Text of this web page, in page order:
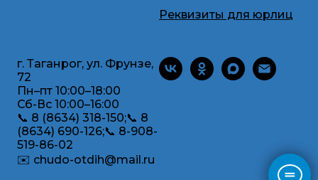
Реквизиты для юрлиц
г. Таганрог, ул. Фрунзе,
72
Пн–пт 10:00–18:00
Сб-Вс 10:00–16:00
📞 8 (8634) 318-150;📞 8
(8634) 690-126;📞 8-908-
519-86-02
✉️ chudo-otdih@mail.ru